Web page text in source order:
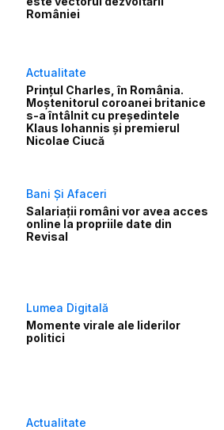
României
Actualitate
Prințul Charles, în România.
Moștenitorul coroanei britanice
s-a întâlnit cu președintele
Klaus Iohannis și premierul
Nicolae Ciucă
Bani Și Afaceri
Salariaţii români vor avea acces
online la propriile date din
Revisal
Lumea Digitală
Momente virale ale liderilor
politici
Actualitate